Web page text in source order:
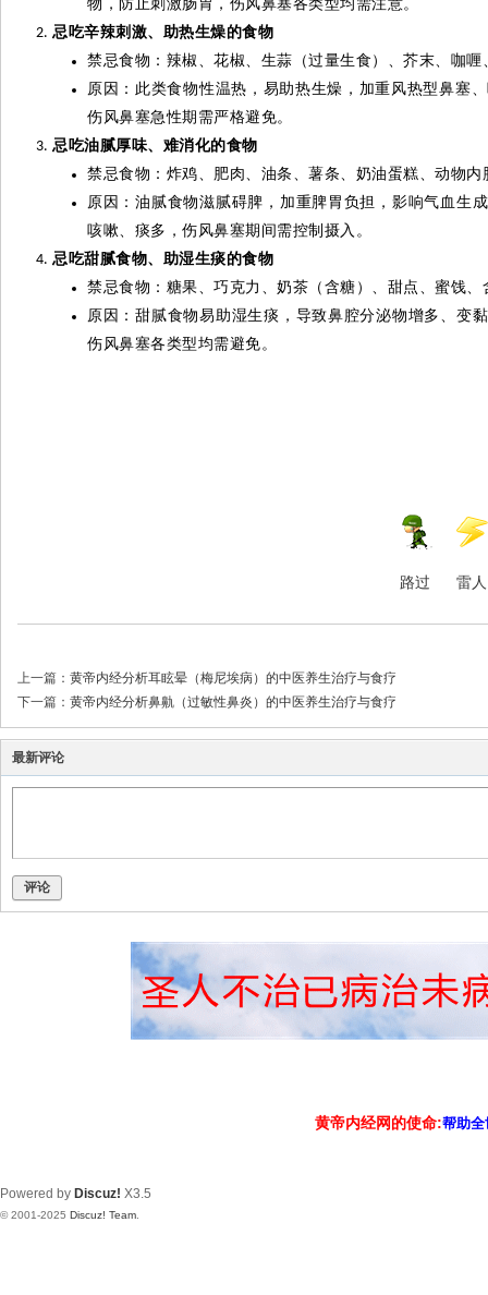
物，防止刺激肠胃，伤风鼻塞各类型均需注意。
忌吃辛辣刺激、助热生燥的食物
禁忌食物：辣椒、花椒、生蒜（过量生食）、芥末、咖喱
原因：此类食物性温热，易助热生燥，加重风热型鼻塞
伤风鼻塞急性期需严格避免。
忌吃油腻厚味、难消化的食物
禁忌食物：炸鸡、肥肉、油条、薯条、奶油蛋糕、动物内
原因：油腻食物滋腻碍脾，加重脾胃负担，影响气血生
咳嗽、痰多，伤风鼻塞期间需控制摄入。
忌吃甜腻食物、助湿生痰的食物
禁忌食物：糖果、巧克力、奶茶（含糖）、甜点、蜜饯、
原因：甜腻食物易助湿生痰，导致鼻腔分泌物增多、变
伤风鼻塞各类型均需避免。
路过 雷人
上一篇： 黄帝内经分析耳眩晕（梅尼埃病）的中医养生治疗与食疗
下一篇： 黄帝内经分析鼻鼽（过敏性鼻炎）的中医养生治疗与食疗
最新评论
评论
黄帝内经网的使命:帮助
Powered by Discuz! X3.5
© 2001-2025 Discuz! Team